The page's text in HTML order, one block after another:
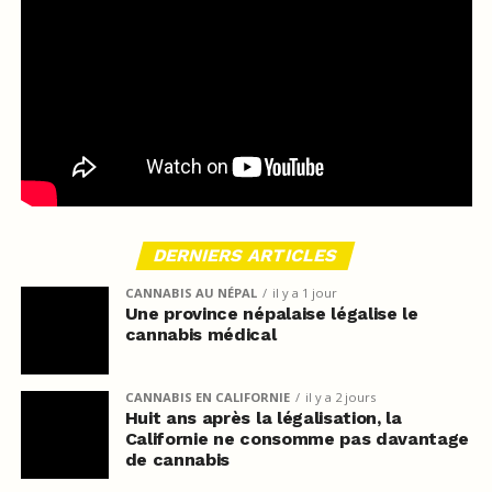
DERNIERS ARTICLES
CANNABIS AU NÉPAL il y a 1 jour
Une province népalaise légalise le
cannabis médical
CANNABIS EN CALIFORNIE il y a 2 jours
Huit ans après la légalisation, la
Californie ne consomme pas davantage
de cannabis